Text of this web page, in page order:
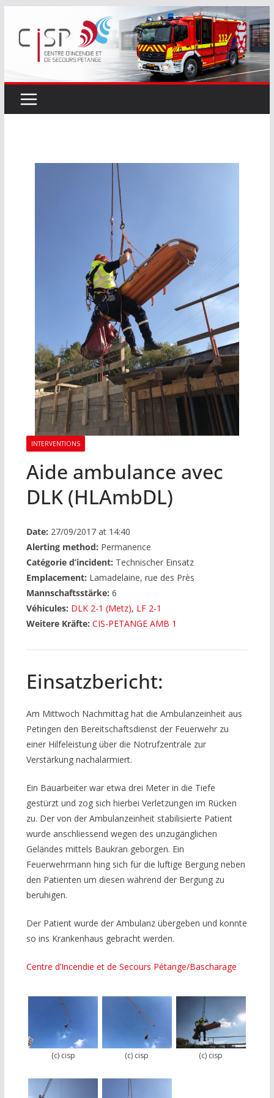
contenu
INTERVENTIONS
Aide ambulance avec
DLK (HLAmbDL)
Date: 27/09/2017 at 14:40
Alerting method: Permanence
Catégorie d’incident: Technischer Einsatz
Emplacement: Lamadelaine, rue des Près
Mannschaftsstärke: 6
Véhicules: DLK 2-1 (Metz), LF 2-1
Weitere Kräfte: CIS-PETANGE AMB 1
Einsatzbericht:
Am Mittwoch Nachmittag hat die Ambulanzeinheit aus
Petingen den Bereitschaftsdienst der Feuerwehr zu
einer Hilfeleistung über die Notrufzentrale zur
Verstärkung nachalarmiert.
Ein Bauarbeiter war etwa drei Meter in die Tiefe
gestürzt und zog sich hierbei Verletzungen im Rücken
zu. Der von der Ambulanzeinheit stabilisierte Patient
wurde anschliessend wegen des unzugänglichen
Geländes mittels Baukran geborgen. Ein
Feuerwehrmann hing sich für die luftige Bergung neben
den Patienten um diesen während der Bergung zu
beruhigen.
Der Patient wurde der Ambulanz übergeben und konnte
so ins Krankenhaus gebracht werden.
Centre d’Incendie et de Secours Pétange/Bascharage
(c) cisp (c) cisp (c) cisp